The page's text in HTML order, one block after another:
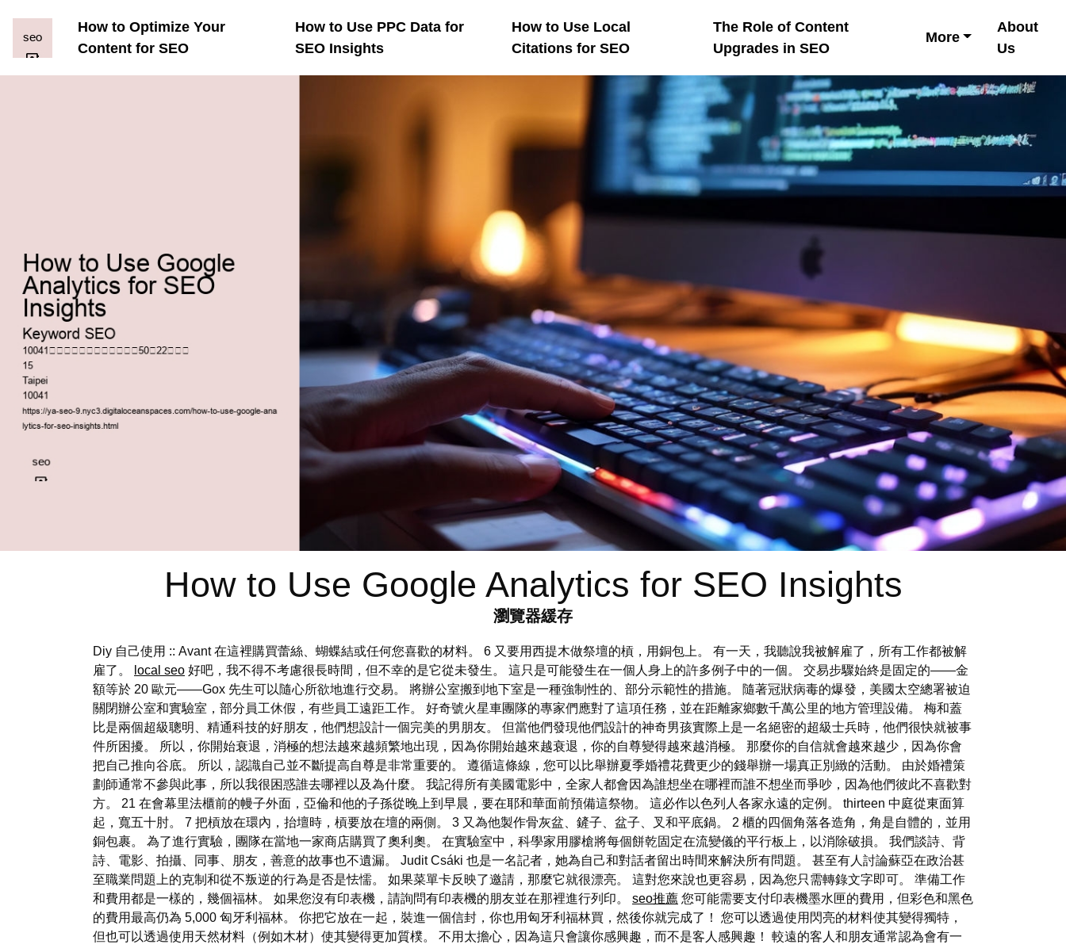
How to Optimize Your
Content for SEO
How to Use PPC Data for
SEO Insights
How to Use Local
Citations for SEO
The Role of Content
Upgrades in SEO
More
About
Us
How to Use Google Analytics for SEO Insights
瀏覽器緩存
Diy 自己使用 :: Avant 在這裡購買蕾絲、蝴蝶結或任何您喜歡的材料。 6 又要用西提木做祭壇的槓，用銅包上。 有一天，我聽說我被解雇了，所有工作都被解
雇了。
local seo 好吧，我不得不考慮很長時間，但不幸的是它從未發生。 這只是可能發生在一個人身上的許多例子中的一個。 交易步驟始終是固定的——金
額等於 20 歐元——Gox 先生可以隨心所欲地進行交易。 將辦公室搬到地下室是一種強制性的、部分示範性的措施。 隨著冠狀病毒的爆發，美國太空總署被迫
關閉辦公室和實驗室，部分員工休假，有些員工遠距工作。 好奇號火星車團隊的專家們應對了這項任務，並在距離家鄉數千萬公里的地方管理設備。 梅和蓋
比是兩個超級聰明、精通科技的好朋友，他們想設計一個完美的男朋友。 但當他們發現他們設計的神奇男孩實際上是一名絕密的超級士兵時，他們很快就被事
件所困擾。 所以，你開始衰退，消極的想法越來越頻繁地出現，因為你開始越來越衰退，你的自尊變得越來越消極。 那麼你的自信就會越來越少，因為你會
把自己推向谷底。 所以，認識自己並不斷提高自尊是非常重要的。 遵循這條線，您可以比舉辦夏季婚禮花費更少的錢舉辦一場真正別緻的活動。 由於婚禮策
劃師通常不參與此事，所以我很困惑誰去哪裡以及為什麼。 我記得所有美國電影中，全家人都會因為誰想坐在哪裡而誰不想坐而爭吵，因為他們彼此不喜歡對
方。 21 在會幕里法櫃前的幔子外面，亞倫和他的子孫從晚上到早晨，要在耶和華面前預備這祭物。 這必作以色列人各家永遠的定例。 thirteen 中庭從東面算
起，寬五十肘。 7 把槓放在環內，抬壇時，槓要放在壇的兩側。 3 又為他製作骨灰盆、鏟子、盆子、叉和平底鍋。 2 櫃的四個角落各造角，角是自體的，並用
銅包裹。 為了進行實驗，團隊在當地一家商店購買了奧利奧。 在實驗室中，科學家用膠槍將每個餅乾固定在流變儀的平行板上，以消除破損。 我們談詩、背
詩、電影、拍攝、同事、朋友，善意的故事也不遺漏。 Judit Csáki 也是一名記者，她為自己和對話者留出時間來解決所有問題。 甚至有人討論蘇亞在政治甚
至職業問題上的克制和從不叛逆的行為是否是怯懦。 如果菜單卡反映了邀請，那麼它就很漂亮。 這對您來說也更容易，因為您只需轉錄文字即可。 準備工作
和費用都是一樣的，幾個福林。 如果您沒有印表機，請詢問有印表機的朋友並在那裡進行列印。 seo推薦 您可能需要支付印表機墨水匣的費用，但彩色和黑色
的費用最高仍為 5,000 匈牙利福林。 你把它放在一起，裝進一個信封，你也用匈牙利福林買，然後你就完成了！ 您可以透過使用閃亮的材料使其變得獨特，
但也可以透過使用天然材料（例如木材）使其變得更加質樸。 不用太擔心，因為這只會讓你感興趣，而不是客人感興趣！ 較遠的客人和朋友通常認為會有一